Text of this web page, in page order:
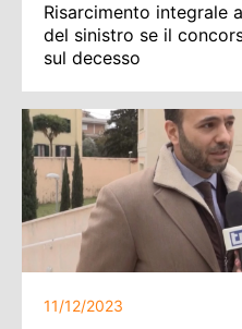
Risarcimento integrale
del sinistro se il
sul decesso
11/12/2023